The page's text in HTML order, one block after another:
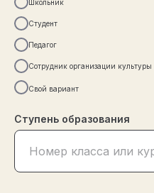
Школьник
Студент
Педагог
Сотрудник организации культуры
Свой вариант
Ступень образования